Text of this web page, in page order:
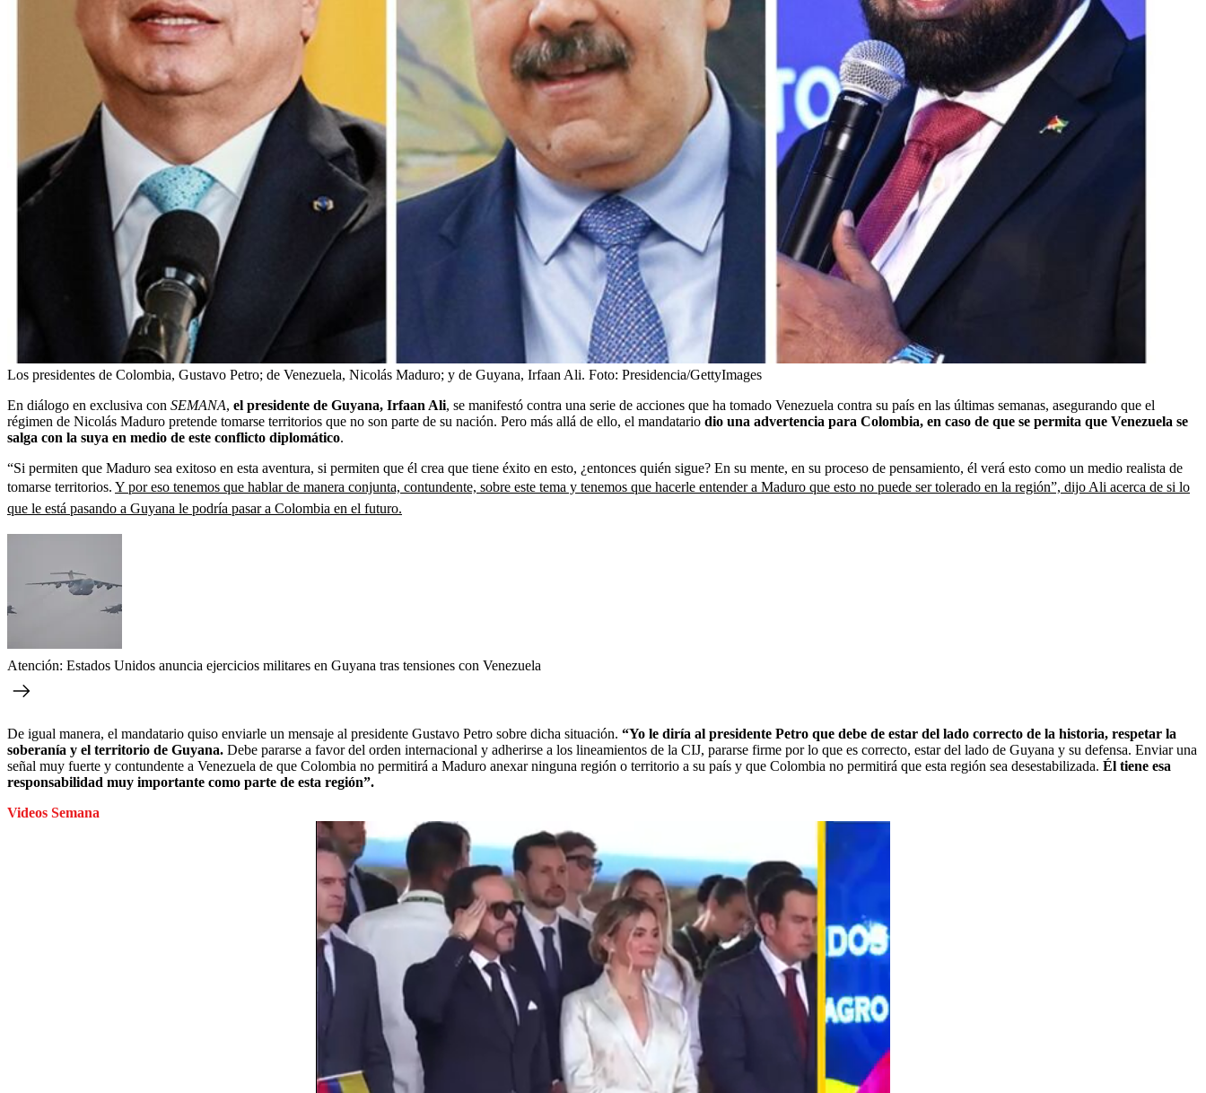
Los presidentes de Colombia, Gustavo Petro; de Venezuela, Nicolás Maduro; y de Guyana, Irfaan Ali. Foto: Presidencia/GettyImages
En diálogo en exclusiva con SEMANA, el presidente de Guyana, Irfaan Ali, se manifestó contra una serie de acciones que ha tomado Venezuela contra su país en las últimas semanas, asegurando que el
régimen de Nicolás Maduro pretende tomarse territorios que no son parte de su nación. Pero más allá de ello, el mandatario dio una advertencia para Colombia, en caso de que se permita que Venezuela se
salga con la suya en medio de este conflicto diplomático.
“Si permiten que Maduro sea exitoso en esta aventura, si permiten que él crea que tiene éxito en esto, ¿entonces quién sigue? En su mente, en su proceso de pensamiento, él verá esto como un medio realista de
tomarse territorios. Y por eso tenemos que hablar de manera conjunta, contundente, sobre este tema y tenemos que hacerle entender a Maduro que esto no puede ser tolerado en la región”, dijo Ali acerca de si lo
que le está pasando a Guyana le podría pasar a Colombia en el futuro.
Atención: Estados Unidos anuncia ejercicios militares en Guyana tras tensiones con Venezuela
De igual manera, el mandatario quiso enviarle un mensaje al presidente Gustavo Petro sobre dicha situación. “Yo le diría al presidente Petro que debe de estar del lado correcto de la historia, respetar la
soberanía y el territorio de Guyana. Debe pararse a favor del orden internacional y adherirse a los lineamientos de la CIJ, pararse firme por lo que es correcto, estar del lado de Guyana y su defensa. Enviar una
señal muy fuerte y contundente a Venezuela de que Colombia no permitirá a Maduro anexar ninguna región o territorio a su país y que Colombia no permitirá que esta región sea desestabilizada. Él tiene esa
responsabilidad muy importante como parte de esta región”.
Videos Semana